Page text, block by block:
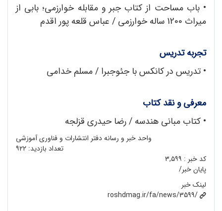
•باب مساحت از کتاب جبر و مقابله خوارزمی؛ بابی از
میراث 1200 ساله خوارزمی / عباس قلعه ‌پور اقدم
تجربه تدریس
• تدریس در کانکس با جئوجبرا / مسلم خدامی
معرفی و نقد کتاب
• کتاب مبانی هندسه / رضا حیدری قزلجه
واحد خبر و رسانه دفتر انتشارات و فناوری آموزشی
تعداد بازدید: ۹۲۲
کد خبر : ۳,۵۹۹
پایان خبر/
لینک خبر
roshdmag.ir/fa/news/3599/